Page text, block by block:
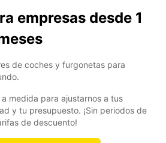
empresas desde 1
de coches y furgonetas para
medida para ajustarnos a tus
y tu presupuesto. ¡Sin periodos de
de descuento!